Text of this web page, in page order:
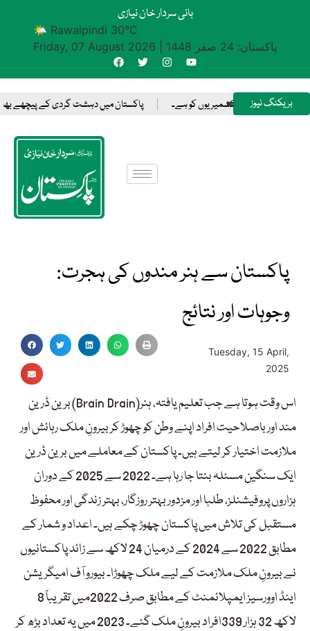
بانی سردار خان نیازی
🌤 Rawalpindi 30°C
Friday, 07 August 2026
پاکستان: 24 صفر 1448
بریکنگ نیوز
کا حق صرف کشمیریوں کو ہے۔ پاکستان میں دہشت گردی کے پیچھے بھارت
پاکستان سے ہنر مندوں کی ہجرت:
وجوہات اور نتائج
Tuesday, 15 April,
2025
برین ڈرین (Brain Drain)اس وقت ہوتا ہے جب تعلیم یافتہ، ہنر
مند اور باصلاحیت افراد اپنے وطن کو چھوڑ کر بیرونِ ملک رہائش اور
ملازمت اختیار کر لیتے ہیں۔ پاکستان کے معاملے میں برین ڈرین
ایک سنگین مسئلہ بنتا جا رہا ہے۔ 2022 سے 2025 کے دوران
ہزاروں پروفیشنلز، طلبا اور مزدور بہتر روزگار، بہتر زندگی اور محفوظ
مستقبل کی تلاش میں پاکستان چھوڑ چکے ہیں۔ اعداد و شمار کے
مطابق 2022 سے 2024 کے درمیان 24 لاکھ سے زائد پاکستانیوں
نے بیرونِ ملک ملازمت کے لیے ملک چھوڑا۔ بیورو آف امیگریشن
اینڈ اوورسیز ایمپلائمنٹ کے مطابق صرف 2022میں تقریباً 8
لاکھ 32 ہزار 339افراد بیرونِ ملک گئے۔ 2023 میں یہ تعداد بڑھ کر